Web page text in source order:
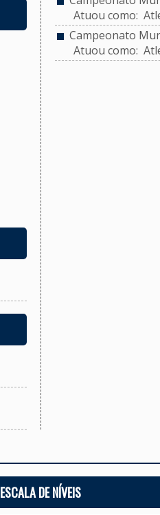
Atuou como:
Campeonato
Atuou como:
ESCALA DE NÍVEIS